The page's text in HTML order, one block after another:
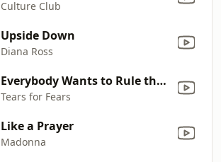
Culture Club
Upside Down
Diana Ross
Everybody Wants to Rule the World
Tears for Fears
Like a Prayer
Madonna